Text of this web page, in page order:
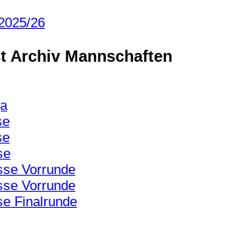
26
Archiv Mannschaften
Vorrunde
Vorrunde
Finalrunde